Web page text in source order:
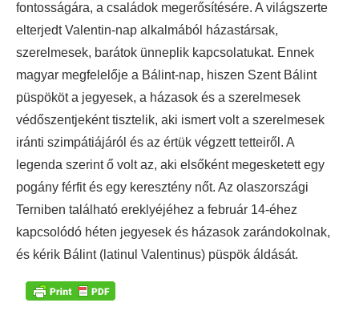
fontosságára, a családok megerősítésére. A világszerte
elterjedt Valentin-nap alkalmából házastársak,
szerelmesek, barátok ünneplik kapcsolatukat. Ennek
magyar megfelelője a Bálint-nap, hiszen Szent Bálint
püspököt a jegyesek, a házasok és a szerelmesek
védőszentjeként tisztelik, aki ismert volt a szerelmesek
iránti szimpátiájáról és az értük végzett tetteiről. A
legenda szerint ő volt az, aki elsőként megesketett egy
pogány férfit és egy keresztény nőt. Az olaszországi
Terniben található ereklyéjéhez a február 14-éhez
kapcsolódó héten jegyesek és házasok zarándokolnak,
és kérik Bálint (latinul Valentinus) püspök áldását.